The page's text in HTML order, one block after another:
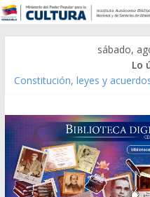
sábado,
Lo
Constitución, leyes y
Modesta Bor Sánchez
Gaceta Oficial de la
Caracas 09 de marzo de
Catálogo temático de obras